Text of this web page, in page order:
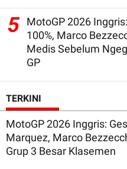
5 MotoGP 2026
100%, Marco
Medis Sebelum
GP
TERKINI
MotoGP 2026 Inggris:
Marquez, Marco
Grup 3 Besar Klasemen